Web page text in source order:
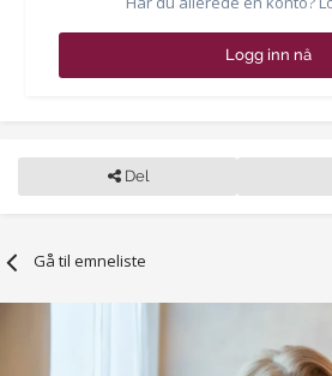
Logg inn nå
Del
Gå til emneliste